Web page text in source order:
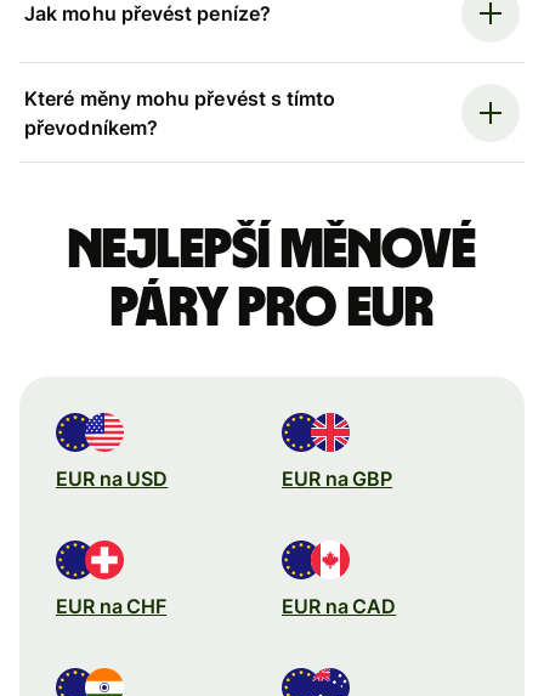
Jak mohu převést peníze?
Které měny mohu převést s tímto
převodníkem?
Nejlepší měnové
páry pro eur
EUR na USD EUR na GBP
EUR na CHF EUR na CAD